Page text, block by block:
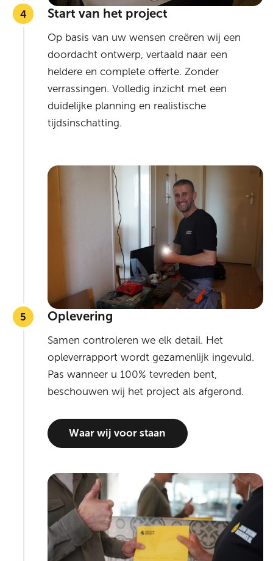
Start van het project
Op basis van uw wensen creëren wij een
doordacht ontwerp, vertaald naar een
heldere en complete offerte. Zonder
verrassingen. Volledig inzicht met een
duidelijke planning en realistische
tijdsinschatting.
Oplevering
Samen controleren we elk detail. Het
opleverrapport wordt gezamenlijk ingevuld.
Pas wanneer u 100% tevreden bent,
beschouwen wij het project als afgerond.
Waar wij voor staan